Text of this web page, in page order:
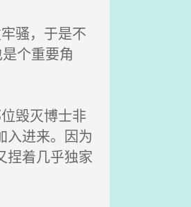
骚，于是不
个重要角
毁灭博士非
入进来。因为
捏着几乎独家